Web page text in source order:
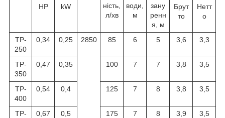
ність,
л/хв
води,
м
зану
ренн
я, м
HP kW
Брут
то
Нетт
о
TP-
250
0,34 0,25 2850 85 6 5 3,6 3,3
TP-
350
0,47 0,35 100 7 7 3,8 3,5
TP-
400
0,54 0,4 125 7 8 3,8 3,5
TP-
0,67 0,5 175 7 8 3,9 3,5